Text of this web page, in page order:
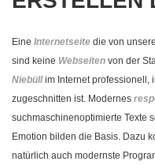
Eine Internetseite die von
sind keine Webseiten von der
Niebüll im Internet professionell,
zugeschnitten ist. Modernes
suchmaschinenoptimierte Texte
Emotion bilden die Basis. Dazu
natürlich auch modernste